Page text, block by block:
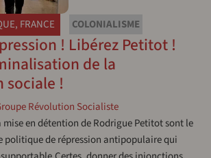
, FRANCE COLONIALISME
! Libérez Petitot !
de la
sociale !
Révolution Socialiste
mise en détention de Rodrigue Petitot sont le
politique de répression antipopulaire qui